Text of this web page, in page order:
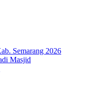
Semarang 2026
Masjid